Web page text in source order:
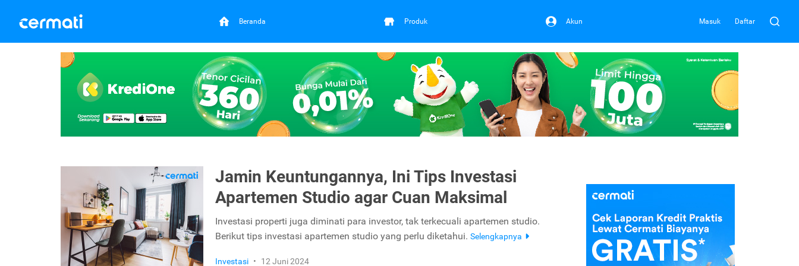
Beranda Produk Akun Masuk Daftar
Jamin Keuntungannya, Ini Tips Investasi
Apartemen Studio agar Cuan Maksimal
Investasi properti juga diminati para investor, tak terkecuali apartemen studio.
Berikut tips investasi apartemen studio yang perlu diketahui. Selengkapnya
Investasi • 12 Juni 2024